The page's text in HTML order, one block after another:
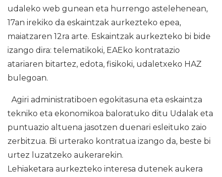
udaleko web gunean eta hurrengo astelehenean,
17an irekiko da eskaintzak aurkezteko epea,
maiatzaren 12ra arte. Eskaintzak aurkezteko bi bide
izango dira: telematikoki, EAEko kontratazio
atariaren bitartez, edota, fisikoki, udaletxeko HAZ
bulegoan.
Agiri administratiboen egokitasuna eta eskaintza
tekniko eta ekonomikoa baloratuko ditu Udalak eta
puntuazio altuena jasotzen duenari esleituko zaio
zerbitzua. Bi urterako kontratua izango da, beste bi
urtez luzatzeko aukerarekin.
Lehiaketara aurkezteko interesa dutenek aukera